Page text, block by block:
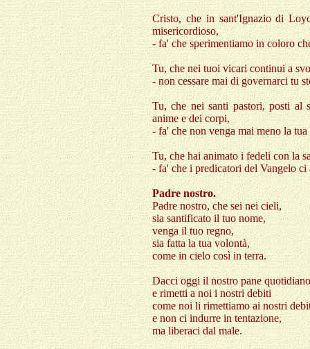
Cristo, che in sant'Ignazio di
misericordioso,
- fa' che sperimentiamo in coloro
Tu, che nei tuoi vicari continui a
- non cessare mai di governarci tu
Tu, che nei santi pastori, posti al
anime e dei corpi,
- fa' che non venga mai meno la
Tu, che hai animato i fedeli con la
- fa' che i predicatori del Vangelo
Padre nostro.
Padre nostro, che sei nei cieli,
sia santificato il tuo nome,
venga il tuo regno,
sia fatta la tua volontà,
come in cielo così in terra.
Dacci oggi il nostro pane
e rimetti a noi i nostri debiti
come noi li rimettiamo ai nostri
e non ci indurre in tentazione,
ma liberaci dal male.